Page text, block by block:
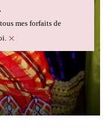
mes forfaits de
×